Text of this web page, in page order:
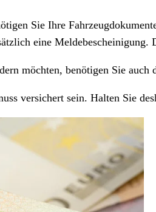
Sie Ihre
eine
möchten, benötigen Sie auch
versichert sein. Halten Sie